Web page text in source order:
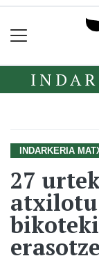
INDARKERIA
27
atxilotu